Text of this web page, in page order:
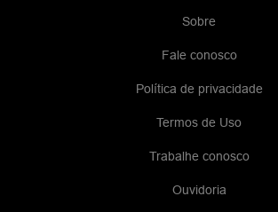
Sobre
Fale conosco
Política de privacidade
Termos de Uso
Trabalhe conosco
Ouvidoria